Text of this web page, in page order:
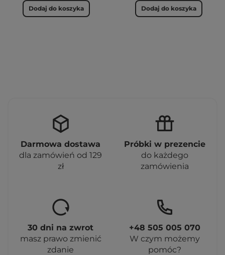
Dodaj do koszyka Dodaj do koszyka
Darmowa dostawa
dla zamówień od 129
zł
Próbki w prezencie
do każdego
zamówienia
30 dni na zwrot
masz prawo zmienić
zdanie
+48 505 005 070
W czym możemy
pomóc?